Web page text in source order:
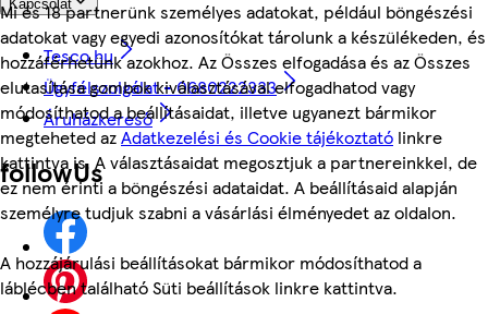
Mi és 18 partnerünk személyes adatokat, például böngészési
adatokat vagy egyedi azonosítókat tárolunk a készülékeden, és
hozzáférhetünk azokhoz. Az Összes elfogadása és az Összes
elutasítása gombok kiválasztásával elfogadhatod vagy
módosíthatod a beállításaidat, illetve ugyanezt bármikor
megteheted azAdatkezelési és Cookie tájékoztató linkre
kattintva is. A választásaidat megosztjuk a partnereinkkel, de
ez nem érinti a böngészési adataidat. A beállításaid alapján
személyre tudjuk szabni a vásárlási élményedet az oldalon.
A hozzájárulási beállításokat bármikor módosíthatod a
láblécben található Süti beállítások linkre kattintva.
Kapcsolat
Tesco.hu
Ügyfélszolgálat - 0680222333
Áruházkereső
followUs